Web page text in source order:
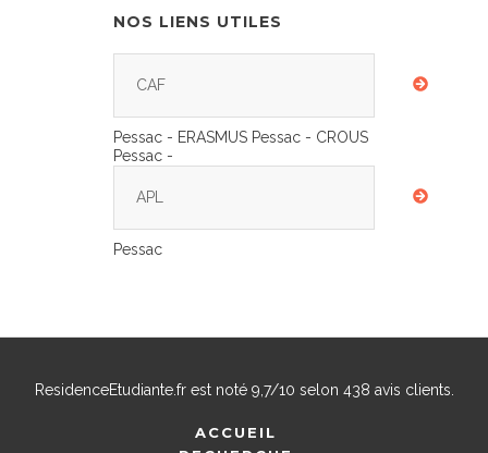
NOS LIENS UTILES
CAF
Pessac - ERASMUS Pessac - CROUS
Pessac -
APL
Pessac
ResidenceEtudiante.frest noté 9,7/10 selon 438 avis clients.
ACCUEIL